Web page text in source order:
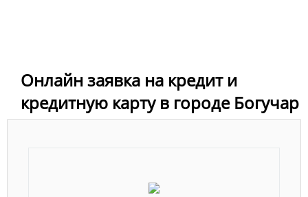
Онлайн заявка на кредит и
кредитную карту в городе Богучар